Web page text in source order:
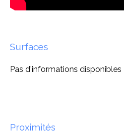
Surfaces
Pas d'informations disponibles
Proximités